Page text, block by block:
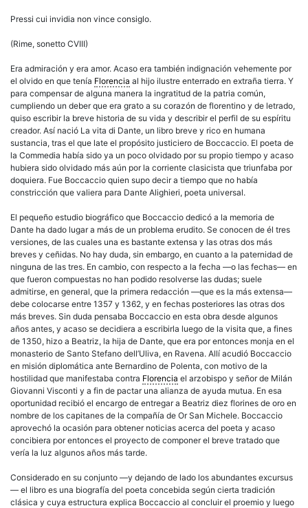
Pressi cui invidia non vince consiglo.
(Rime, sonetto CVIII)
Era admiración y era amor. Acaso era también indignación vehemente por
el olvido en que tenía Florencia al hijo ilustre enterrado en extraña tierra. Y
para compensar de alguna manera la ingratitud de la patria común,
cumpliendo un deber que era grato a su corazón de florentino y de letrado,
quiso escribir la breve historia de su vida y describir el perfil de su espíritu
creador. Así nació La vita di Dante, un libro breve y rico en humana
sustancia, tras el que late el propósito justiciero de Boccaccio. El poeta de
la Commedia había sido ya un poco olvidado por su propio tiempo y acaso
hubiera sido olvidado más aún por la corriente clasicista que triunfaba por
doquiera. Fue Boccaccio quien supo decir a tiempo que no había
constricción que valiera para Dante Alighieri, poeta universal.
El pequeño estudio biográfico que Boccaccio dedicó a la memoria de
Dante ha dado lugar a más de un problema erudito. Se conocen de él tres
versiones, de las cuales una es bastante extensa y las otras dos más
breves y ceñidas. No hay duda, sin embargo, en cuanto a la paternidad de
ninguna de las tres. En cambio, con respecto a la fecha —o las fechas— en
que fueron compuestas no han podido resolverse las dudas; suele
admitirse, en general, que la primera redacción —que es la más extensa—
debe colocarse entre 1357 y 1362, y en fechas posteriores las otras dos
más breves. Sin duda pensaba Boccaccio en esta obra desde algunos
años antes, y acaso se decidiera a escribirla luego de la visita que, a fines
de 1350, hizo a Beatriz, la hija de Dante, que era por entonces monja en el
monasterio de Santo Stefano dell’Uliva, en Ravena. Allí acudió Boccaccio
en misión diplomática ante Bernardino de Polenta, con motivo de la
hostilidad que manifestaba contra Florencia el arzobispo y señor de Milán
Giovanni Visconti y a fin de pactar una alianza de ayuda mutua. En esa
oportunidad recibió el encargo de entregar a Beatriz diez florines de oro en
nombre de los capitanes de la compañía de Or San Michele. Boccaccio
aprovechó la ocasión para obtener noticias acerca del poeta y acaso
concibiera por entonces el proyecto de componer el breve tratado que
vería la luz algunos años más tarde.
Considerado en su conjunto —y dejando de lado los abundantes excursus
— el libro es una biografía del poeta concebida según cierta tradición
clásica y cuya estructura explica Boccaccio al concluir el proemio y luego